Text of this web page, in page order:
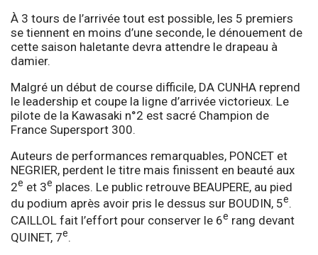
À 3 tours de l’arrivée tout est possible, les 5 premiers
se tiennent en moins d’une seconde, le dénouement de
cette saison haletante devra attendre le drapeau à
damier.
Malgré un début de course difficile, DA CUNHA reprend
le leadership et coupe la ligne d’arrivée victorieux. Le
pilote de la Kawasaki n°2 est sacré Champion de
France Supersport 300.
Auteurs de performances remarquables, PONCET et
NEGRIER, perdent le titre mais finissent en beauté aux
2e et 3e places. Le public retrouve BEAUPERE, au pied
du podium après avoir pris le dessus sur BOUDIN, 5e.
CAILLOL fait l’effort pour conserver le 6e rang devant
QUINET, 7e.